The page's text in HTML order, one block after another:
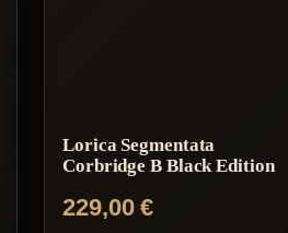
options
peuvent
être
Lorica Segmentata
Corbridge B Black Edition
229,00€